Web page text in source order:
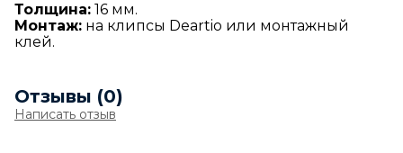
Толщина: 16 мм.
Монтаж: на клипсы Deartio или монтажный
клей.
Отзывы (0)
Написать отзыв